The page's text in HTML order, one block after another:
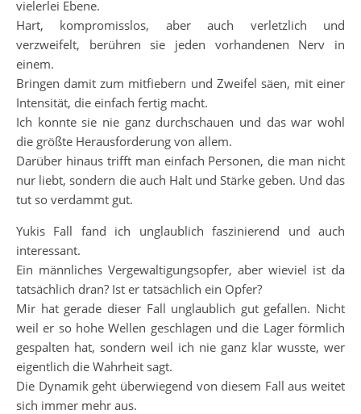
vielerlei Ebene.
Hart, kompromisslos, aber auch verletzlich und
verzweifelt, berühren sie jeden vorhandenen Nerv in
einem.
Bringen damit zum mitfiebern und Zweifel säen, mit einer
Intensität, die einfach fertig macht.
Ich konnte sie nie ganz durchschauen und das war wohl
die größte Herausforderung von allem.
Darüber hinaus trifft man einfach Personen, die man nicht
nur liebt, sondern die auch Halt und Stärke geben. Und das
tut so verdammt gut.
Yukis Fall fand ich unglaublich faszinierend und auch
interessant.
Ein männliches Vergewaltigungsopfer, aber wieviel ist da
tatsächlich dran? Ist er tatsächlich ein Opfer?
Mir hat gerade dieser Fall unglaublich gut gefallen. Nicht
weil er so hohe Wellen geschlagen und die Lager förmlich
gespalten hat, sondern weil ich nie ganz klar wusste, wer
eigentlich die Wahrheit sagt.
Die Dynamik geht überwiegend von diesem Fall aus weitet
sich immer mehr aus.